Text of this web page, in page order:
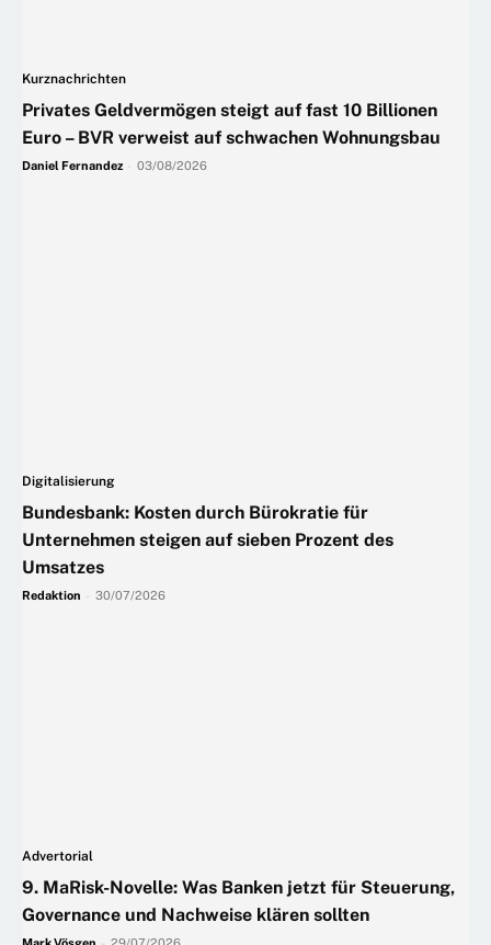
Kurznachrichten
Privates Geldvermögen steigt auf fast 10 Billionen
Euro – BVR verweist auf schwachen Wohnungsbau
Daniel Fernandez 03/08/2026
Digitalisierung
Bundesbank: Kosten durch Bürokratie für
Unternehmen steigen auf sieben Prozent des
Umsatzes
Redaktion 30/07/2026
Advertorial
9. MaRisk-Novelle: Was Banken jetzt für Steuerung,
Governance und Nachweise klären sollten